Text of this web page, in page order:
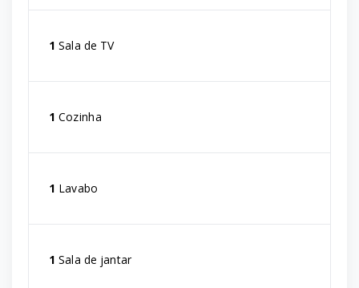
1 Sala de TV
1 Cozinha
1 Lavabo
1 Sala de jantar